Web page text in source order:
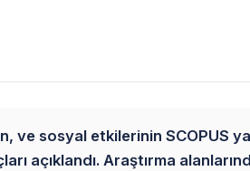
ve sosyal etkilerinin SCOPUS
açıklandı. Araştırma